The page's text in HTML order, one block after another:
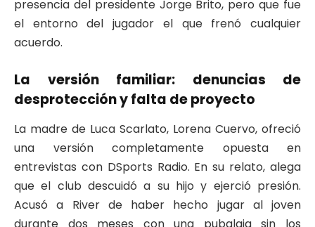
presencia del presidente Jorge Brito, pero que fue
el entorno del jugador el que frenó cualquier
acuerdo.
La versión familiar: denuncias de
desprotección y falta de proyecto
La madre de Luca Scarlato, Lorena Cuervo, ofreció
una versión completamente opuesta en
entrevistas con DSports Radio. En su relato, alega
que el club descuidó a su hijo y ejerció presión.
Acusó a River de haber hecho jugar al joven